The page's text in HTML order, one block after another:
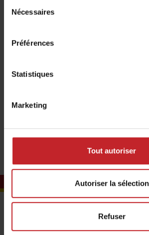
Nécessaires
Préférences
Statistiques
Marketing
Tout autoriser
Autoriser la sélection
Refuser
Découvrez nos
Contactez-nous
Väderstad France